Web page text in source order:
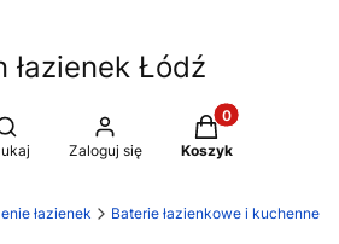
łazienek Łódź
Otwórz wyszukiwarkę
Zaloguj się
Produkty w
Koszyk
łazienek Baterie łazienkowe i kuchenne